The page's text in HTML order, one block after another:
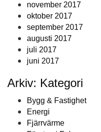
november 2017
oktober 2017
september 2017
augusti 2017
juli 2017
juni 2017
Arkiv: Kategori
Bygg & Fastighet
Energi
Fjärrvärme